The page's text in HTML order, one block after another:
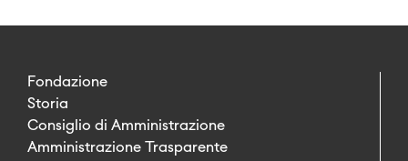
Fondazione
Storia
Consiglio di Amministrazione
Amministrazione Trasparente